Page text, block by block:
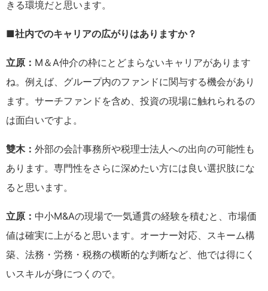
きる環境だと思います。
■社内でのキャリアの広がりはありますか？
立原： M＆A仲介の枠にとどまらないキャリアがあります
ね。例えば、グループ内のファンドに関与する機会があり
ます。サーチファンドを含め、投資の現場に触れられるの
は面白いですよ。
雙木： 外部の会計事務所や税理士法人への出向の可能性も
あります。専門性をさらに深めたい方には良い選択肢にな
ると思います。
立原： 中小M&Aの現場で一気通貫の経験を積むと、市場価
値は確実に上がると思います。オーナー対応、スキーム構
築、法務・労務・税務の横断的な判断など、他では得にく
いスキルが身につくので。